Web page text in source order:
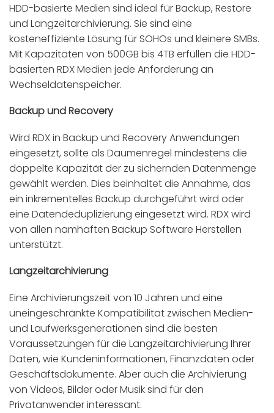
HDD-basierte Medien sind ideal für Backup, Restore
und Langzeitarchivierung. Sie sind eine
kosteneffiziente Lösung für SOHOs und kleinere SMBs.
Mit Kapazitäten von 500GB bis 4TB erfüllen die HDD-
basierten RDX Medien jede Anforderung an
Wechseldatenspeicher.
Backup und Recovery
Wird RDX in Backup und Recovery Anwendungen
eingesetzt, sollte als Daumenregel mindestens die
doppelte Kapazität der zu sichernden Datenmenge
gewählt werden. Dies beinhaltet die Annahme, das
ein inkrementelles Backup durchgeführt wird oder
eine Datendeduplizierung eingesetzt wird. RDX wird
von allen namhaften Backup Software Herstellen
unterstützt.
Langzeitarchivierung
Eine Archivierungszeit von 10 Jahren und eine
uneingeschränkte Kompatibilität zwischen Medien-
und Laufwerksgenerationen sind die besten
Voraussetzungen für die Langzeitarchivierung Ihrer
Daten, wie Kundeninformationen, Finanzdaten oder
Geschäftsdokumente. Aber auch die Archivierung
von Videos, Bilder oder Musik sind für den
Privatanwender interessant.